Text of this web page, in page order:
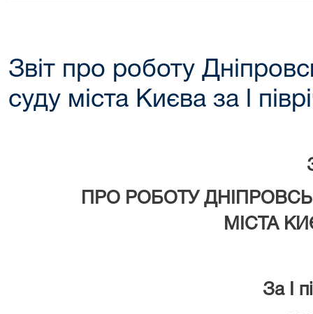
Звіт про роботу
суду міста Києва за l
ПРО РОБОТУ
МІСТА
За І